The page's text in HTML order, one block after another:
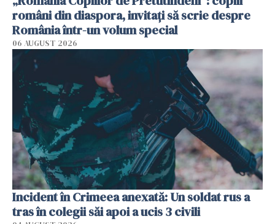
români din diaspora, invitați să scrie despre
România într-un volum special
06 AUGUST 2026
Incident în Crimeea anexată: Un soldat rus a
tras în colegii săi apoi a ucis 3 civili